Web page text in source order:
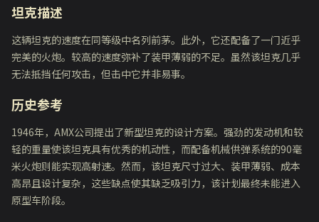
坦克描述
这辆坦克的速度在同等级中名列前茅。此外，它还配备了一门近乎
完美的火炮。较高的速度弥补了装甲薄弱的不足。虽然该坦克几乎
无法抵挡任何攻击，但击中它并非易事。
历史参考
1946年，AMX公司提出了新型坦克的设计方案。强劲的发动机和较
轻的重量使该坦克具有优秀的机动性，而配备机械供弹系统的90毫
米火炮则能实现高射速。然而，该坦克尺寸过大、装甲薄弱、成本
高昂且设计复杂，这些缺点使其缺乏吸引力，该计划最终未能进入
原型车阶段。